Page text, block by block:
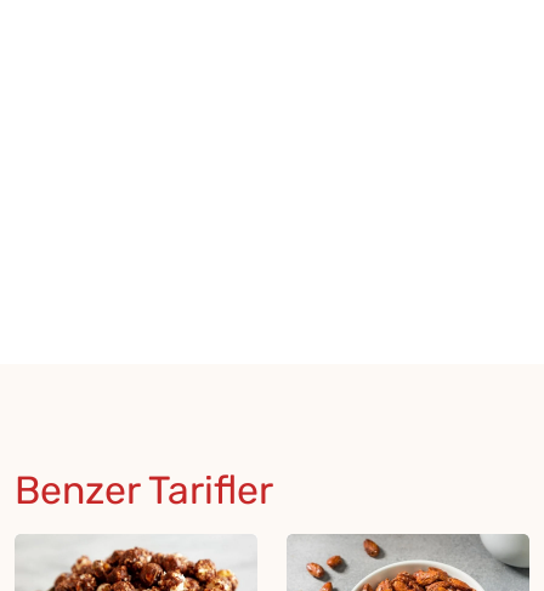
Benzer Tarifler